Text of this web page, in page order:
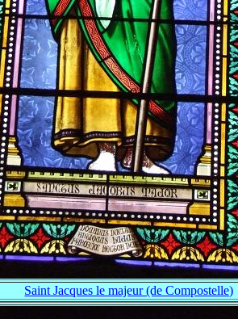
Saint Jacques le majeur (de Compostelle)